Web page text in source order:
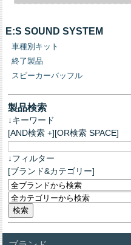
E:S SOUND SYSTEM
車種別キット
終了製品
スピーカーバッフル
製品検索
↓キーワード
[AND検索 +][OR検索 SPACE]
↓フィルター
[ブランド&カテゴリー]